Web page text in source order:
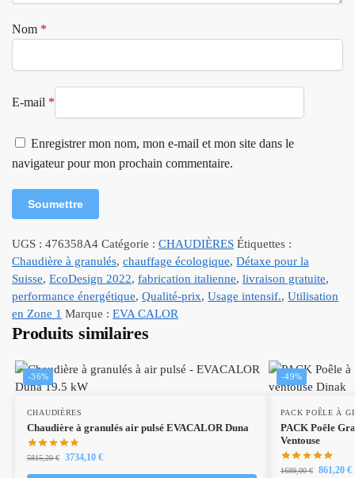
Nom *
E-mail *
Enregistrer mon nom, mon e-mail et mon site dans le
navigateur pour mon prochain commentaire.
UGS : 476358A4 Catégorie : CHAUDIÈRES Étiquettes :
Chaudière à granulés, chauffage écologique, Détaxe pour la
Suisse, EcoDesign 2022, fabrication italienne, livraison gratuite,
performance énergétique, Qualité-prix, Usage intensif., Utilisation
en Zone 1 Marque : EVA CALOR
Produits similaires
-36%
CHAUDIÈRES
Chaudière à granulés air pulsé EVACALOR Duna
5815,20€ 3734,10 €
-49%
PACK POÊLE À
PACK Poêle
Ventouse
1689,00€ 861,20 €